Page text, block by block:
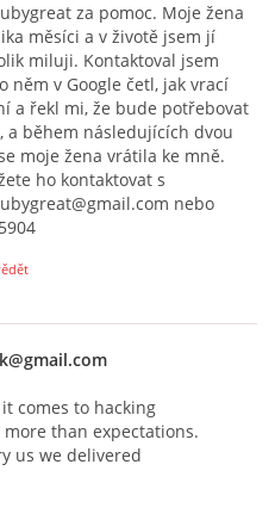
za pomoc. Moje žena
měsíci a v životě jsem jí
miluji. Kontaktoval jsem
něm v Google četl, jak vrací
a řekl mi, že bude potřebovat
a během následujících dvou
moje žena vrátila ke mně.
ho kontaktovat s
nebo
comes to hacking
than expectations.
us we delivered